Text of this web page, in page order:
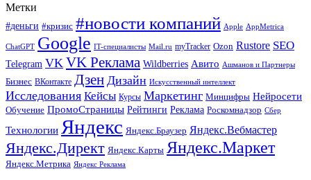
Метки
#деньги #кризис #новости компаний Apple AppMetrica
ChatGPT Google IT-специалисты Mail.ru myTracker Ozon Rustore SEO
Telegram VK VK Реклама Wildberries Авито Ашманов и Партнеры
Бизнес ВКонтакте Дзен Дизайн Искусственный интеллект
Исследования Кейсы Курсы Маркетинг Минцифры Нейросети
Обучение ПромоСтраницы Рейтинги Реклама Роскомнадзор Сбер
Технологии Яндекс Яндекс.Браузер Яндекс.Вебмастер
Яндекс.Директ Яндекс.Карты Яндекс.Маркет
Яндекс.Метрика Яндекс Реклама